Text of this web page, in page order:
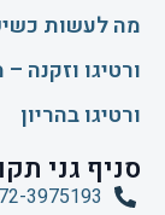
​מה לעשות
ורטיגו וזקנה
ורטיגו בהריון
סניף גני
3975193